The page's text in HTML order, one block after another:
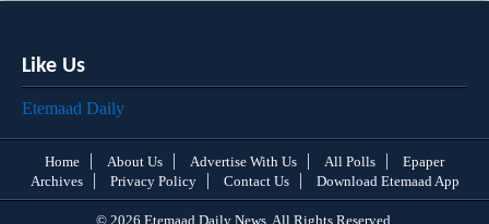
Like Us
Etemaad Daily
Home About Us Advertise With Us All Polls
Epaper
Archives
Privacy Policy Contact Us Download Etemaad App
© 2026 Etemaad Daily News, All Rights Reserved.